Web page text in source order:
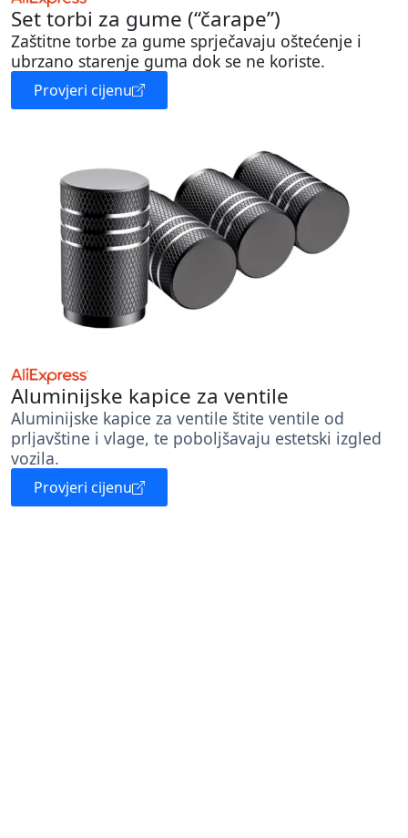
Set torbi za gume (“čarape”)
Zaštitne torbe za gume sprječavaju oštećenje i
ubrzano starenje guma dok se ne koriste.
Provjeri cijenu
Aluminijske kapice za ventile
Aluminijske kapice za ventile štite ventile od
prljavštine i vlage, te poboljšavaju estetski izgled
vozila.
Provjeri cijenu